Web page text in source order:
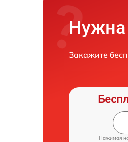
Нужна
Закажите
Нажимая